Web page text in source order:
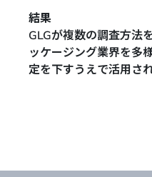
結果
GLGが複数の調査方法
ッケージング業界を多
定を下すうえで活用さ